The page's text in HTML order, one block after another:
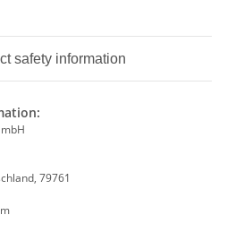
safety information
79761